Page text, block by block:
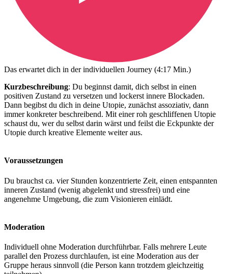
Das erwartet dich in der individuellen Journey (4:17 Min.)
Kurzbeschreibung: Du beginnst damit, dich selbst in einen
positiven Zustand zu versetzen und lockerst innere Blockaden.
Dann begibst du dich in deine Utopie, zunächst assoziativ, dann
immer konkreter beschreibend. Mit einer roh geschliffenen Utopie
schaust du, wer du selbst darin wärst und feilst die Eckpunkte der
Utopie durch kreative Elemente weiter aus.
Voraussetzungen
Du brauchst ca. vier Stunden konzentrierte Zeit, einen entspannten
inneren Zustand (wenig abgelenkt und stressfrei) und eine
angenehme Umgebung, die zum Visionieren einlädt.
Moderation
Individuell ohne Moderation durchführbar. Falls mehrere Leute
parallel den Prozess durchlaufen, ist eine Moderation aus der
Gruppe heraus sinnvoll (die Person kann trotzdem gleichzeitig